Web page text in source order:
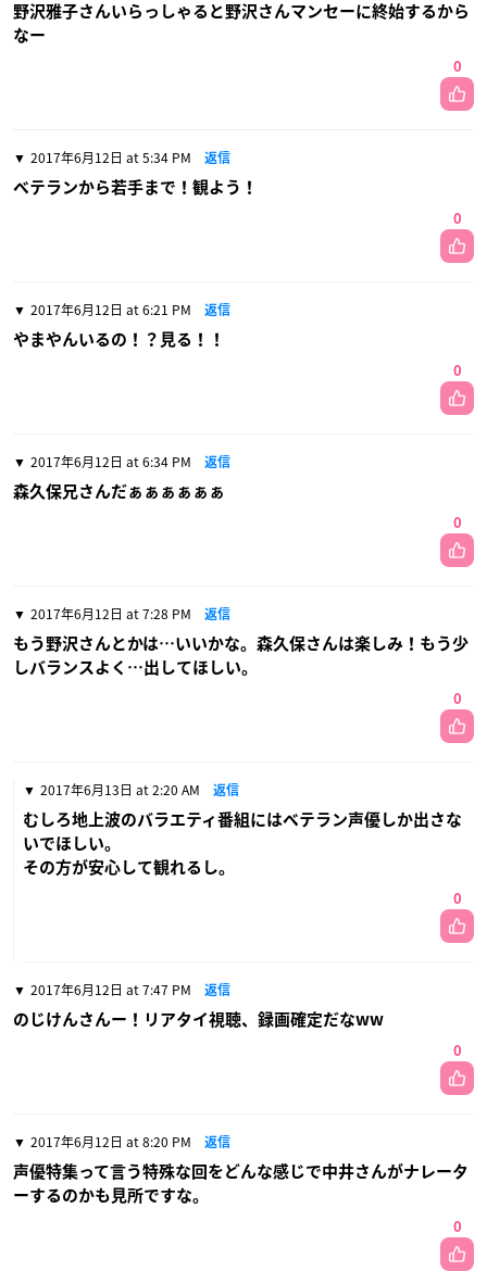
野沢雅子さんいらっしゃると野沢さんマンセーに終始するから
なー
0
2017年6月12日 at 5:34 PM 返信
ベテランから若手まで！観よう！
0
2017年6月12日 at 6:21 PM 返信
やまやんいるの！？見る！！
0
2017年6月12日 at 6:34 PM 返信
森久保兄さんだぁぁぁぁぁぁ
0
2017年6月12日 at 7:28 PM 返信
もう野沢さんとかは…いいかな。森久保さんは楽しみ！もう少
しバランスよく…出してほしい。
0
2017年6月13日 at 2:20 AM 返信
むしろ地上波のバラエティ番組にはベテラン声優しか出さな
いでほしい。
その方が安心して観れるし。
0
2017年6月12日 at 7:47 PM 返信
のじけんさんー！リアタイ視聴、録画確定だなww
0
2017年6月12日 at 8:20 PM 返信
声優特集って言う特殊な回をどんな感じで中井さんがナレータ
ーするのかも見所ですな。
0